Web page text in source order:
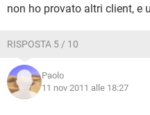
non ho provato altri client, e
RISPOSTA 5 / 10
Paolo
11 nov 2011 alle 18:27